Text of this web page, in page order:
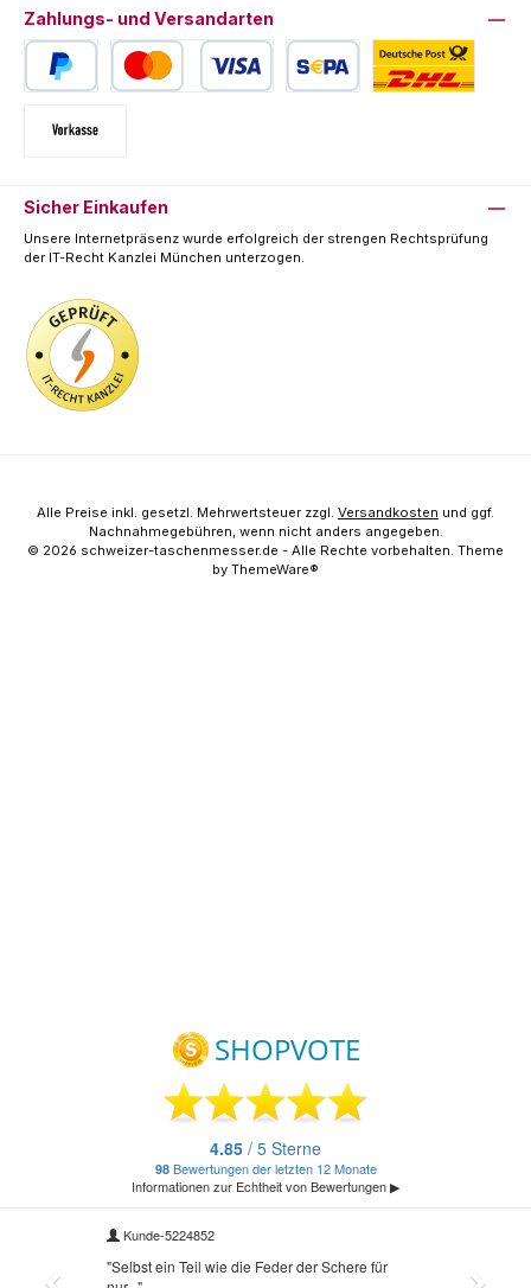
Zahlungs- und Versandarten
Sicher Einkaufen
Unsere Internetpräsenz wurde erfolgreich der strengen Rechtsprüfung
der IT-Recht Kanzlei München unterzogen.
Alle Preise inkl. gesetzl. Mehrwertsteuer zzgl. Versandkosten und ggf.
Nachnahmegebühren, wenn nicht anders angegeben.
© 2026 schweizer-taschenmesser.de - Alle Rechte vorbehalten. Theme
by ThemeWare®